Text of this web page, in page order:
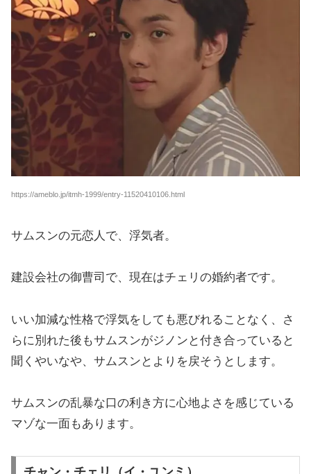
https://ameblo.jp/itmh-1999/entry-11520410106.html
サムスンの元恋人で、浮気者。
建設会社の御曹司で、現在はチェリの婚約者です。
いい加減な性格で浮気をしても悪びれることなく、さ
らに別れた後もサムスンがジノンと付き合っていると
聞くやいなや、サムスンとよりを戻そうとします。
サムスンの乱暴な口の利き方に心地よさを感じている
マゾな一面もあります。